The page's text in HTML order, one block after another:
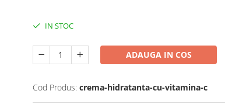
IN STOC
ADAUGA IN COS
Cod Produs: crema-hidratanta-cu-vitamina-c